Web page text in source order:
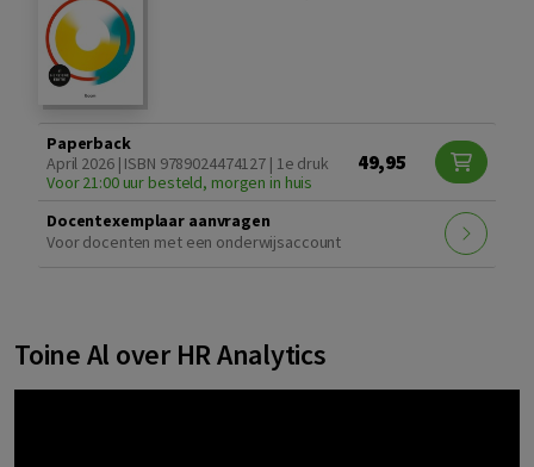
Paperback
April 2026 | ISBN 9789024474127 | 1e druk
Voor 21:00 uur besteld, morgen in huis
49,95
Docentexemplaar aanvragen
Voor docenten met een onderwijsaccount
Toine Al over HR Analytics